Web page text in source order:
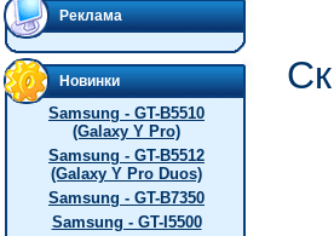
Реклама
Новинки
Samsung - GT-B5510
(Galaxy Y Pro)
Samsung - GT-B5512
(Galaxy Y Pro Duos)
Samsung - GT-B7350
Samsung - GT-I5500